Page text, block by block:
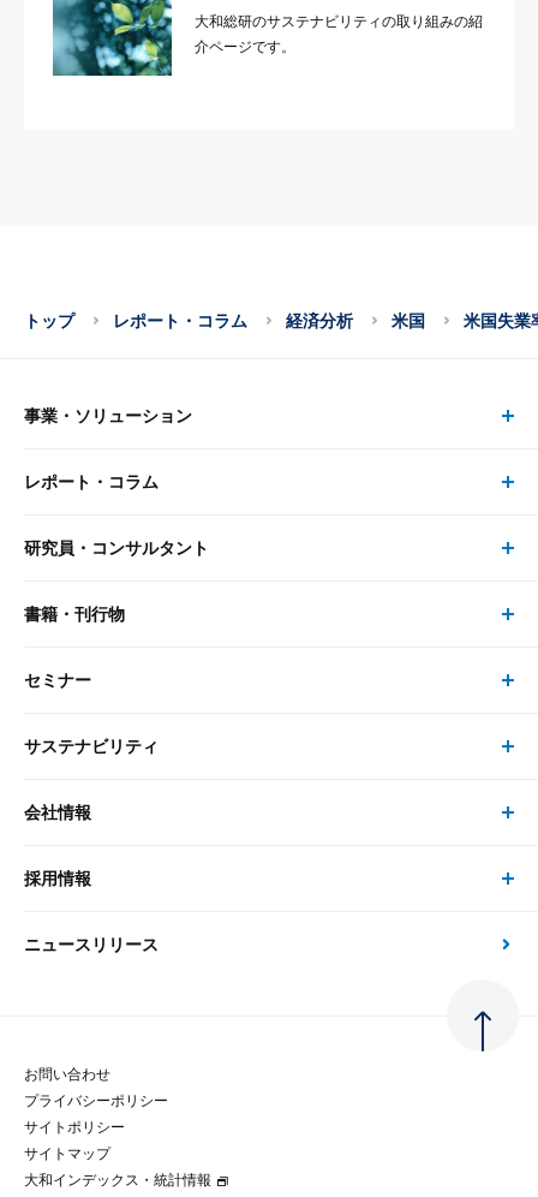
大和総研のサステナビリティの取り組みの紹
介ページです。
トップ レポート・コラム 経済分析 米国 米国失業
事業・ソリューション
事業・ソリューション トップ
リサーチ
大和総研の強み
先端テクノロジーに基づく新たな価値の創出
レポート・コラム
レポート・コラム トップ
最新のレポート・コラム
政策分析
金融経済教育等
研究員・コンサルタント
研究員・コンサルタント トップ
研究員
書籍・刊行物
書籍・刊行物 トップ
書籍
セミナー
セミナー トップ
現在受付中のセミナー・イベント
サステナビリティ
サステナビリティの取り組み
次世代社会への貢献
マルチステークホルダー方針
会社情報
会社情報 トップ
会社概要・役員一覧
大和総研の歩み
グループ会社
採用情報
採用情報 トップ
経験者採用
ニュースリリース
お問い合わせ
プライバシーポリシー
サイトポリシー
サイトマップ
大和インデックス・統計情報